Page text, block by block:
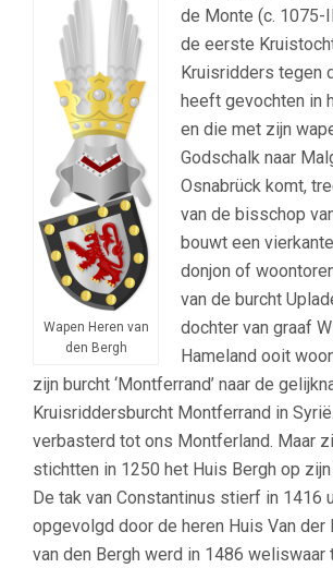
Wapen Heren van
den Bergh
de Monte (c. 1075-
de eerste
Kruisridders tegen
heeft gevochten in
en die met zijn
Godschalk naar
Osnabrück komt,
van de bisschop
bouwt een
donjon of
van de burcht
dochter van graaf
Hameland ooit
zijn burcht ‘Montferrand’ naar de
Kruisriddersburcht Montferrand in
verbasterd tot ons Montferland. Maar
stichtten in 1250 het Huis Bergh op
De tak van Constantinus stierf in 1416
opgevolgd door de heren Huis Van der
van den Bergh werd in 1486 weliswaar